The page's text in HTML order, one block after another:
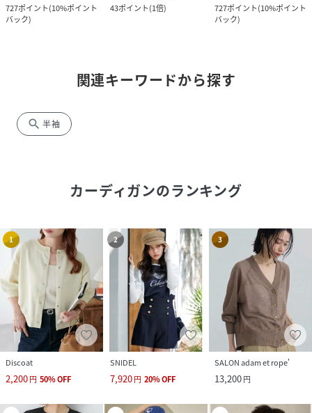
727ポイント(10%ポイント
バック)
43ポイント(1倍)
727ポイント(10%ポイント
バック)
関連キーワードから探す
search 半袖
カーディガンのランキング
1
Discoat
2,200円 50%OFF
2
SNIDEL
7,920円 20%OFF
3
SALON adam et rope'
13,200円